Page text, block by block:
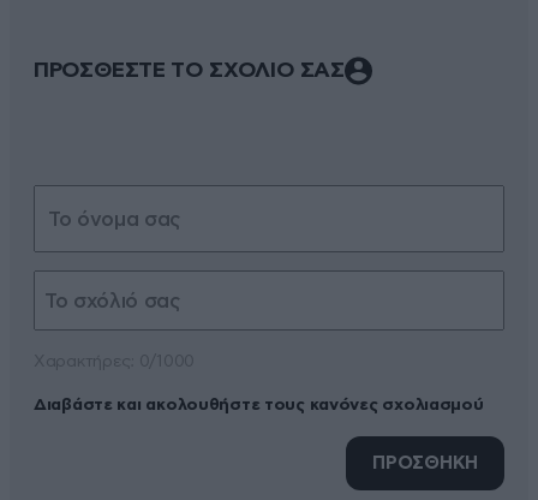
ΠΡΟΣΘΕΣΤΕ ΤΟ ΣΧΟΛΙΟ ΣΑΣ
Διαβάστε και ακολουθήστε τους κανόνες σχολιασμού
ΠΡΟΣΘΗΚΗ